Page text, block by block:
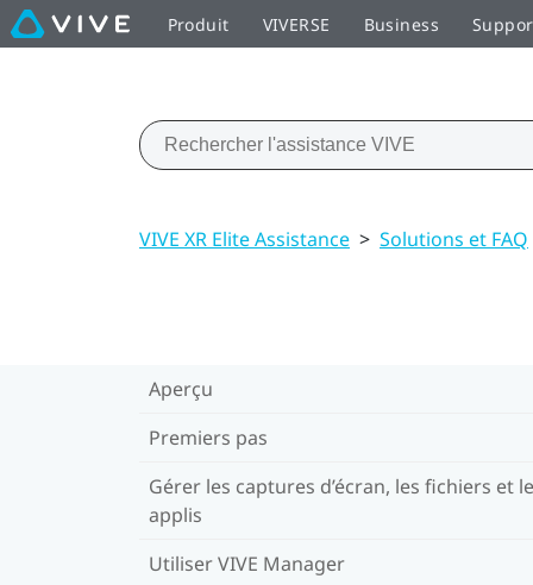
Produit VIVERSE Business
VIVE XR Elite Assistance > Solutions et FAQ
Aperçu
Premiers pas
Gérer les captures d’écran, les fichiers et
applis
Utiliser VIVE Manager